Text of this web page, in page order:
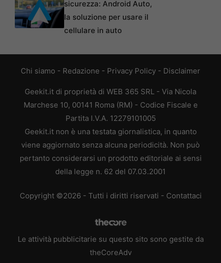
sicurezza: Android Auto,
la soluzione per usare il
cellulare in auto
Chi siamo - Redazione - Privacy Policy - Disclaimer
Geekit.it di proprietà di WEB 365 SRL - Via Nicola
Marchese 10, 00141 Roma (RM) - Codice Fiscale e
Partita I.V.A. 12279101005
Geekit.it non è una testata giornalistica, in quanto
viene aggiornato senza alcuna periodicità. Non può
pertanto considerarsi un prodotto editoriale ai sensi
della legge n. 62 del 07.03.2001
Copyright ©2026 - Tutti i diritti riservati - Contattaci
Le attività pubblicitarie su questo sito sono gestite da
theCoreAdv